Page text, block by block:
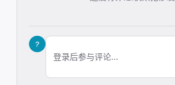
?
登录后参与评论...